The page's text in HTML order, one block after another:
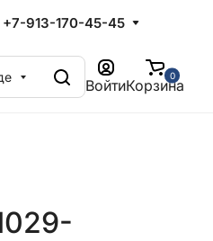
+7-913-170-45-45
Войти
0
Корзина